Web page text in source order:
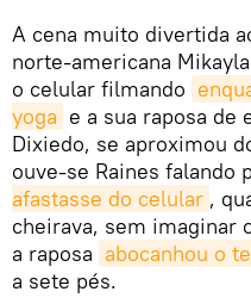
A cena muito divertida
norte-americana
o celular filmando
yoga e a sua raposa de
Dixiedo, se aproximou
ouve-se Raines falando
afastasse do celular ,
cheirava, sem imaginar
a raposa abocanhou o
a sete pés.